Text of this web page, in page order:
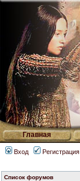
Главная
Вход Регистрация
Список форумов